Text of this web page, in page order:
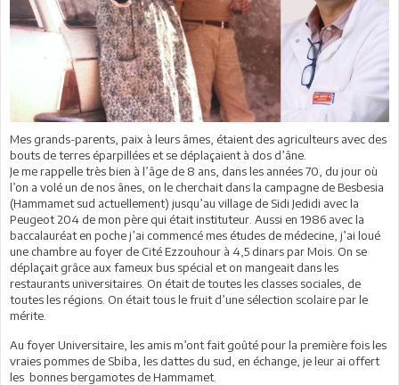
Mes grands-parents, paix à leurs âmes, étaient des agriculteurs avec des
bouts de terres éparpillées et se déplaçaient à dos d’âne.
Je me rappelle très bien à l’âge de 8 ans, dans les années 70, du jour où
l’on a volé un de nos ânes, on le cherchait dans la campagne de Besbesia
(Hammamet sud actuellement) jusqu’au village de Sidi Jedidi avec la
Peugeot 204 de mon père qui était instituteur. Aussi en 1986 avec la
baccalauréat en poche j’ai commencé mes études de médecine, j’ai loué
une chambre au foyer de Cité Ezzouhour à 4,5 dinars par Mois. On se
déplaçait grâce aux fameux bus spécial et on mangeait dans les
restaurants universitaires. On était de toutes les classes sociales, de
toutes les régions. On était tous le fruit d’une sélection scolaire par le
mérite.
Au foyer Universitaire, les amis m’ont fait goûté pour la première fois les
vraies pommes de Sbiba, les dattes du sud, en échange, je leur ai offert
les bonnes bergamotes de Hammamet.